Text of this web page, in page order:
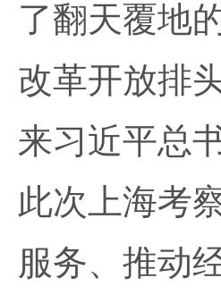
了翻天覆地
改革开放排
来习近平总
此次上海考
服务、推动